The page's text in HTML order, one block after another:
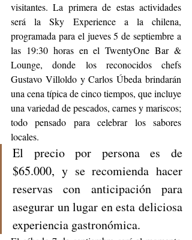
visitantes. La primera de estas actividades
será la Sky Experience a la chilena,
programada para el jueves 5 de septiembre a
las 19:30 horas en el TwentyOne Bar &
Lounge, donde los reconocidos chefs
Gustavo Villoldo y Carlos Úbeda brindarán
una cena típica de cinco tiempos, que incluye
una variedad de pescados, carnes y mariscos;
todo pensado para celebrar los sabores
locales.
El precio por persona es de
$65.000, y se recomienda hacer
reservas con anticipación para
asegurar un lugar en esta deliciosa
experiencia gastronómica.